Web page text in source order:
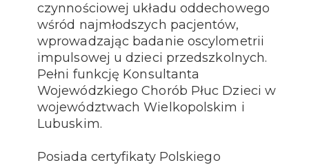
czynnościowej układu oddechowego
wśród najmłodszych pacjentów,
wprowadzając badanie oscylometrii
impulsowej u dzieci przedszkolnych.
Pełni funkcję Konsultanta
Wojewódzkiego Chorób Płuc Dzieci w
województwach Wielkopolskim i
Lubuskim.
Posiada certyfikaty Polskiego